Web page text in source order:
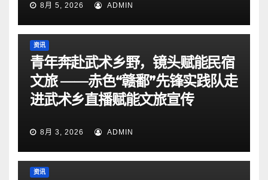
8月 5, 2026 ADMIN
资讯
青年奔赴武术乡野，镜头赋能民宿
文旅 ——赤色“赣鄱”先锋实践队走
进武术乡直播赋能文旅宣传
8月 3, 2026 ADMIN
资讯